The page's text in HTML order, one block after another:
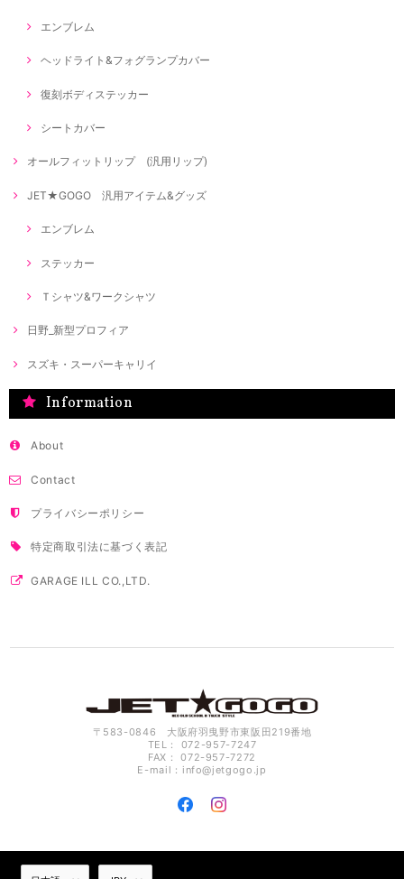
エンブレム
ヘッドライト&フォグランプカバー
復刻ボディステッカー
シートカバー
オールフィットリップ (汎用リップ)
JET★GOGO 汎用アイテム&グッズ
エンブレム
ステッカー
Ｔシャツ&ワークシャツ
日野_新型プロフィア
スズキ・スーパーキャリイ
Information
About
Contact
プライバシーポリシー
特定商取引法に基づく表記
GARAGE ILL CO.,LTD.
〒583-0846 大阪府羽曳野市東阪田219番地
TEL： 072-957-7247
FAX： 072-957-7272
E-mail： info@jetgogo.jp